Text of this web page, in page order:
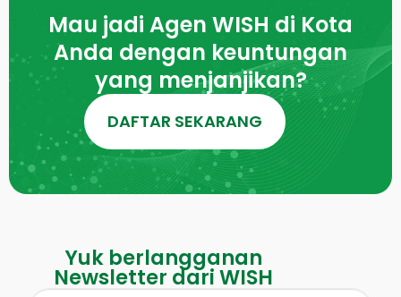
Mau jadi Agen WISH di Kota
Anda dengan keuntungan
yang menjanjikan?
DAFTAR SEKARANG
Yuk berlangganan
Newsletter dari WISH